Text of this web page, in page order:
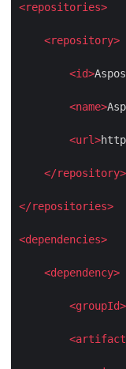
<repositories>
<repository>
<id>
<name>
<url>
</repository>
</repositories>
<dependencies>
<dependency>
<groupId>
<